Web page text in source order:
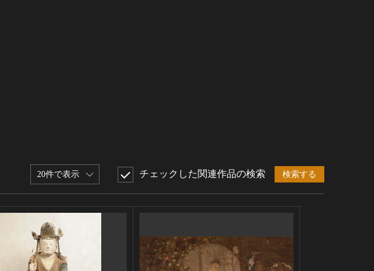
20件で表示 チェックした関連作品の検索 検索する